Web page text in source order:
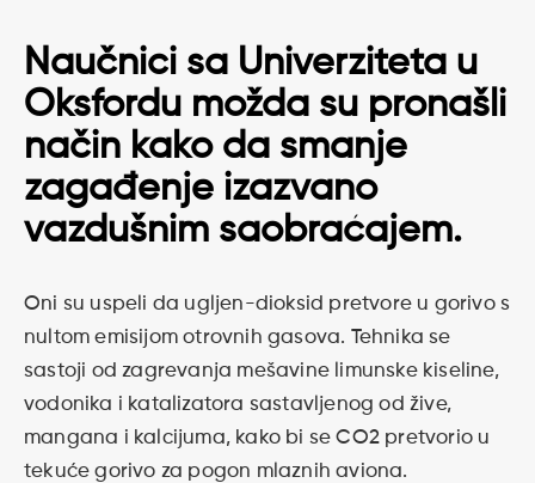
Naučnici sa Univerziteta u
Oksfordu možda su pronašli
način kako da smanje
zagađenje izazvano
vazdušnim saobraćajem.
Oni su uspeli da ugljen-dioksid pretvore u gorivo s
nultom emisijom otrovnih gasova. Tehnika se
sastoji od zagrevanja mešavine limunske kiseline,
vodonika i katalizatora sastavljenog od žive,
mangana i kalcijuma, kako bi se CO2 pretvorio u
tekuće gorivo za pogon mlaznih aviona.